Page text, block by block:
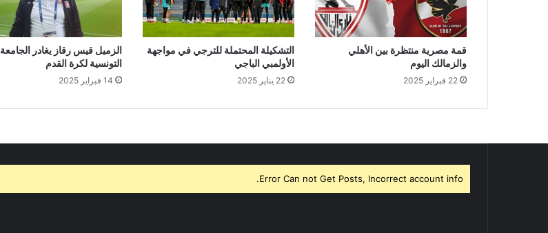
قمة مصرية منتظرة بين الأهلي
والزمالك اليوم
22 فبراير 2025
التشكيلة المحتملة للترجي في مواجهة
الأولمبي الباجي
22 يناير 2025
الزميل قيس رقاز يغادر الجامعة
التونسية لكرة القدم
14 فبراير 2025
Error Can not Get Posts, Incorrect account info.